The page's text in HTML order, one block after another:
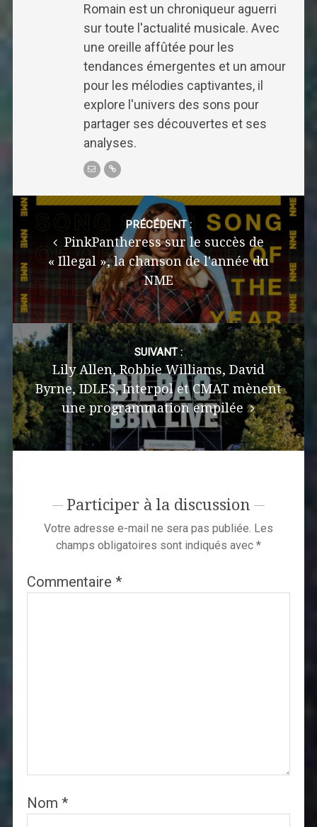
Romain est un chroniqueur aguerri
sur toute l'actualité musicale. Avec
une oreille affûtée pour les
tendances émergentes et un amour
pour les mélodies captivantes, il
explore l'univers des sons pour
partager ses découvertes et ses
analyses.
Post
navigation
PRÉCÉDENT :
PinkPantheress sur le succès de
« Illegal », la chanson de l'année du
NME
SUIVANT :
Lily Allen, Robbie Williams, David
Byrne, IDLES, Interpol et CMAT mènent
une programmation empilée
Participer à la discussion
Votre adresse e-mail ne sera pas publiée. Les
champs obligatoires sont indiqués avec *
Commentaire *
Nom *